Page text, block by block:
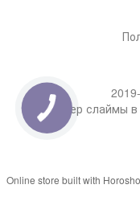
Супер слаймы
Online store built with